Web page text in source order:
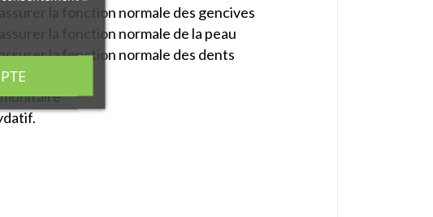
la fonction normale des gencives
la fonction normale de la peau
la fonction normale des dents